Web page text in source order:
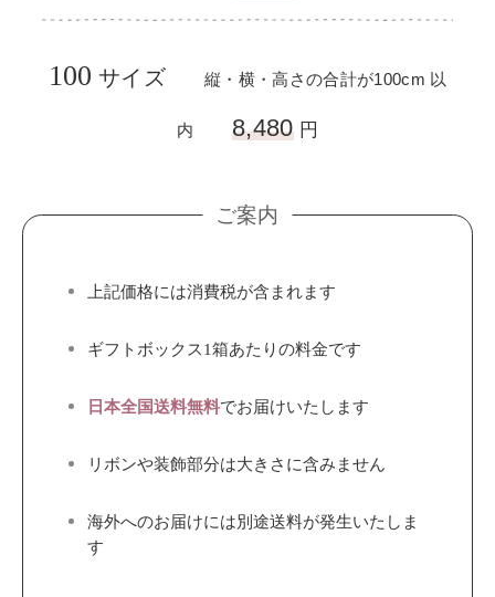
100 サイズ 縦・横・高さの合計が100cm 以
内 8,480円
ご案内
上記価格には消費税が含まれます
ギフトボックス1箱あたりの料金です
日本全国送料無料でお届けいたします
リボンや装飾部分は大きさに含みません
海外へのお届けには別途送料が発生いたしま
す